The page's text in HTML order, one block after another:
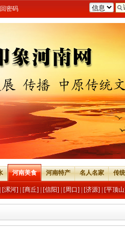
密码
河南美食 河南特产 名人名家 传
[漯河] [商丘] [信阳] [周口] [济源] [平顶